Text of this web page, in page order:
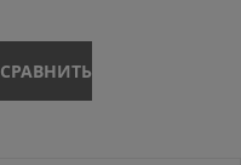
СРАВНИТЬ